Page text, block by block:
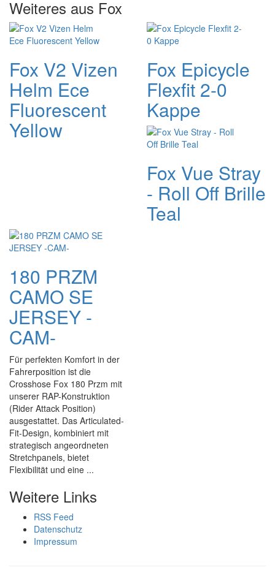
Weiteres aus Fox
Fox V2 Vizen
Helm Ece
Fluorescent
Yellow
Fox Epicycle
Flexfit 2-0
Kappe
Fox Vue Stray
- Roll Off Brille
Teal
180 PRZM
CAMO SE
JERSEY -
CAM-
Für perfekten Komfort in der
Fahrerposition ist die
Crosshose Fox 180 Przm mit
unserer RAP-Konstruktion
(Rider Attack Position)
ausgestattet. Das Articulated-
Fit-Design, kombiniert mit
strategisch angeordneten
Stretchpanels, bietet
Flexibilität und eine ...
Weitere Links
RSS Feed
Datenschutz
Impressum